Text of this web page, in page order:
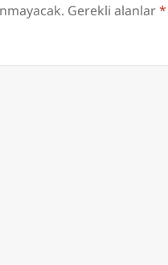
Gerekli alanlar*